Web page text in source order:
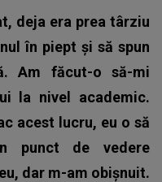
deja era prea târziu
în piept și să spun
Am făcut-o să-mi
la nivel academic.
acest lucru, eu o să
punct de vedere
dar m-am obișnuit.